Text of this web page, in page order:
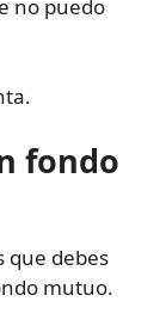
no puedo
fondo
que debes
mutuo.